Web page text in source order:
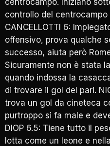
controllo del
CANCELLOTTI 6:
offensivo, prova qualche
successo, aiuta però
Sicuramente non è stata
quando indossa la
di trovare il gol del pari.
trova un gol da cineteca
purtroppo si fa male e
DIOP 6.5: Tiene tutto il
lotta come un leone e